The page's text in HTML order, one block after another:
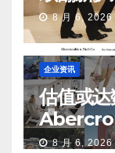
第二、
8 月 6, 2026
企业资讯
估值或
中国业
8 月 6, 2026